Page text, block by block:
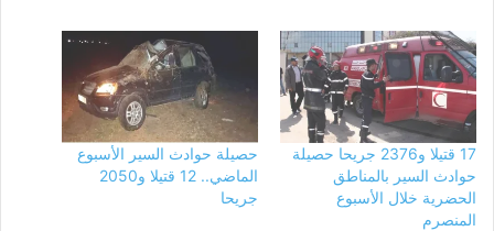
17 قتيلا و2376 جريحا حصيلة
حوادث السير بالمناطق
الحضرية خلال الأسبوع
المنصرم
حصيلة حوادث السير الأسبوع
الماضي.. 12 قتيلا و2050
جريحا